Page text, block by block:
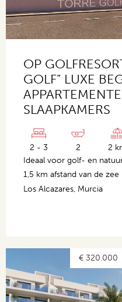
OP
GOLF” LUXE
SLAAPKAMERS
2 - 3 2 2
Ideaal voor golf- en
1,5 km afstand van de zee
Los Alcazares, Murcia
€ 320.000